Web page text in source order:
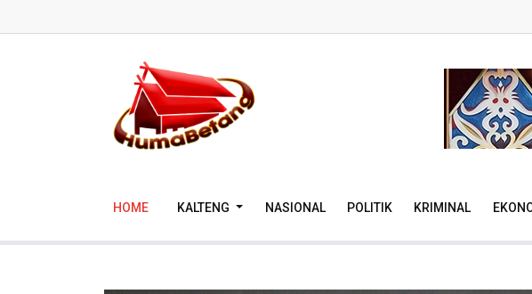
HOME KALTENG NASIONAL POLITIK KRIMINAL